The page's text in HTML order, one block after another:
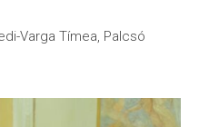
Varga Tímea, Palcsó